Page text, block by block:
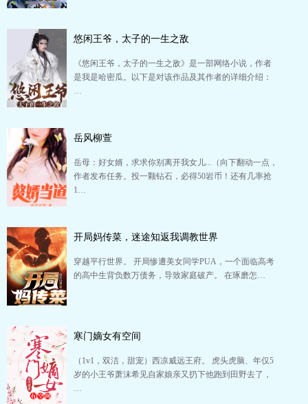
悠闲王爷，太子的一生之敌
《悠闲王爷，太子的一生之敌》是一部网络小说，作者
是我是哈密瓜。以下是对该作品及其作者的详细介绍：
…
岳风柳萱
岳母：好女婿，求求你别离开我女儿...（向下翻动一点，
作者发布任务。投一颗钻石，必得50岩币！还有几率抢
1…
开局妈传菜，迷途知返我调教世界
穿越平行世界。 开局惨遭美女同学PUA，一个面临高考
的高中生背负数万债务，导致家庭破产。 在琢磨怎…
寒门嫡女有空间
（1v1，双洁，甜宠）西凉威远王府。 虎头虎脑、年仅5
岁的小王爷萧沫希见自家娘亲又扔下他跑到田野去了，
…